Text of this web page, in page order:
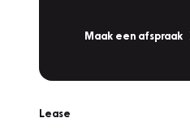
Maak een afspraak
Lease